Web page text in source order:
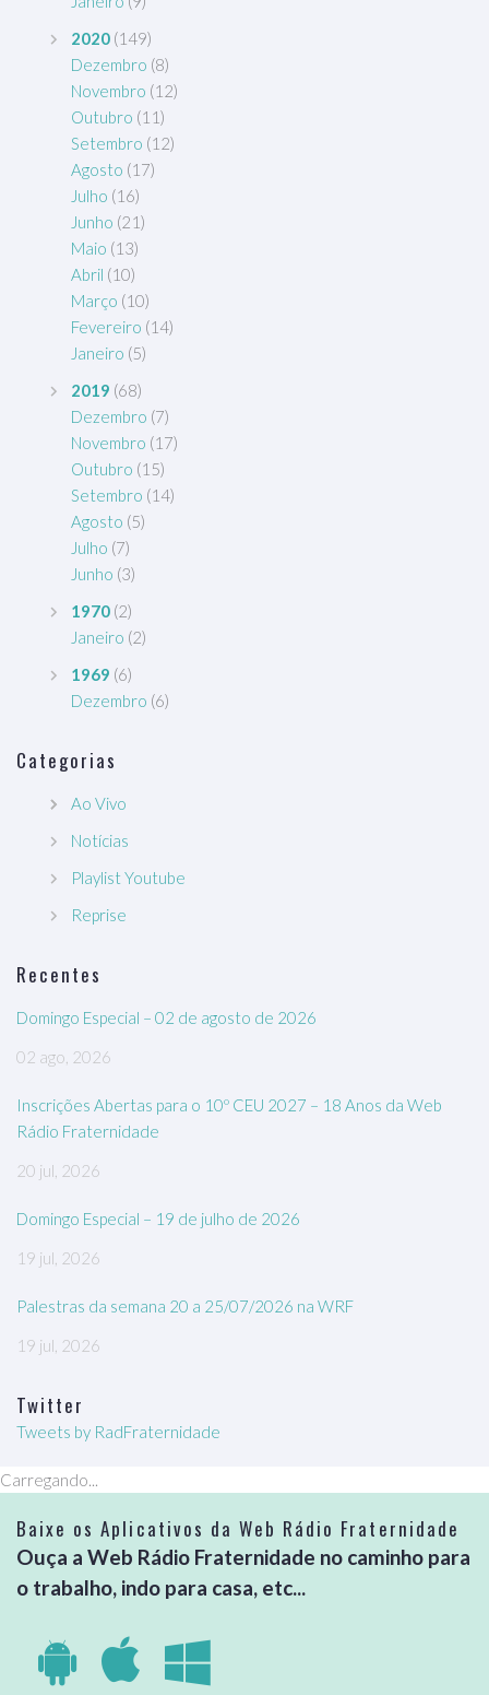
2020 (149)
Dezembro (8)
Novembro (12)
Outubro (11)
Setembro (12)
Agosto (17)
Julho (16)
Junho (21)
Maio (13)
Abril (10)
Março (10)
Fevereiro (14)
Janeiro (5)
2019 (68)
Dezembro (7)
Novembro (17)
Outubro (15)
Setembro (14)
Agosto (5)
Julho (7)
Junho (3)
1970 (2)
Janeiro (2)
1969 (6)
Dezembro (6)
Categorias
Ao Vivo
Notícias
Playlist Youtube
Reprise
Recentes
Domingo Especial – 02 de agosto de 2026
02 ago, 2026
Inscrições Abertas para o 10º CEU 2027 – 18 Anos da Web
Rádio Fraternidade
20 jul, 2026
Domingo Especial – 19 de julho de 2026
19 jul, 2026
Palestras da semana 20 a 25/07/2026 na WRF
19 jul, 2026
Twitter
Tweets by RadFraternidade
Carregando...
Baixe os Aplicativos da Web Rádio Fraternidade
Ouça a Web Rádio Fraternidade no caminho para
o trabalho, indo para casa, etc...